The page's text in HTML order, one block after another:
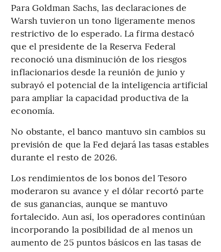
Para Goldman Sachs, las declaraciones de
Warsh tuvieron un tono ligeramente menos
restrictivo de lo esperado. La firma destacó
que el presidente de la Reserva Federal
reconoció una disminución de los riesgos
inflacionarios desde la reunión de junio y
subrayó el potencial de la inteligencia artificial
para ampliar la capacidad productiva de la
economía.
No obstante, el banco mantuvo sin cambios su
previsión de que la Fed dejará las tasas estables
durante el resto de 2026.
Los rendimientos de los bonos del Tesoro
moderaron su avance y el dólar recortó parte
de sus ganancias, aunque se mantuvo
fortalecido. Aun así, los operadores continúan
incorporando la posibilidad de al menos un
aumento de 25 puntos básicos en las tasas de